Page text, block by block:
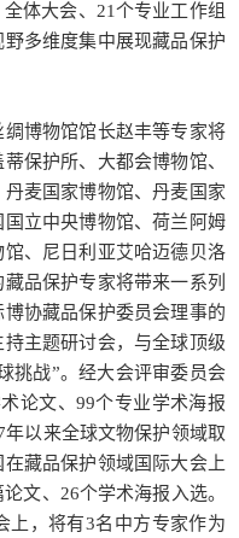
体大会、21个专业工作组
多维度集中展现藏品保护
博物馆馆长赵丰等专家将
保护所、大都会博物馆、
麦国家博物馆、丹麦国家
立中央博物馆、荷兰阿姆
、尼日利亚艾哈迈德贝洛
品保护专家将带来一系列
协藏品保护委员会理事的
主题研讨会，与全球顶级
挑战”。经大会评审委员会
论文、99个专业学术海报
以来全球文物保护领域取
藏品保护领域国际大会上
文、26个学术海报入选。
上，将有3名中方专家作为